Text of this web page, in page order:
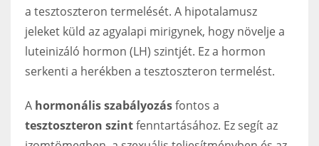
a tesztoszteron termelését. A hipotalamusz
jeleket küld az agyalapi mirigynek, hogy növelje a
luteinizáló hormon (LH) szintjét. Ez a hormon
serkenti a herékben a tesztoszteron termelést.
A hormonális szabályozásfontos a
tesztoszteron szintfenntartásához. Ez segít az